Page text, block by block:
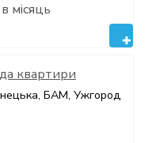
місяць
квартири
БАМ, Ужгород